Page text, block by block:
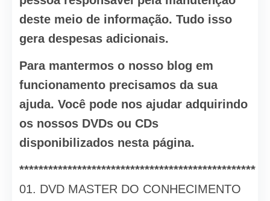
deste meio de informação. Tudo isso
gera despesas adicionais.
Para mantermos o nosso blog em
funcionamento precisamos da sua
ajuda. Você pode nos ajudar adquirindo
os nossos DVDs ou CDs
disponibilizados nesta página.
*************************************************
01. DVD MASTER DO CONHECIMENTO